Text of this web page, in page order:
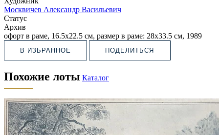
Москвичев Александр Васильевич
Статус
Архив
офорт в раме, 16.5х22.5 см, размер в раме: 28х33.5 см, 1989
В ИЗБРАННОЕ ПОДЕЛИТЬСЯ
Похожие лоты Каталог